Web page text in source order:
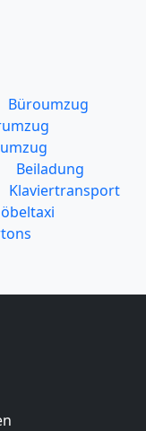
Büroumzug
Beiladung
Klaviertransport